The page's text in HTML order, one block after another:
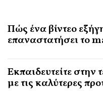
Πώς ένα βίντεο
επαναστατήσει το
Εκπαιδευτείτε
με τις καλύτερες